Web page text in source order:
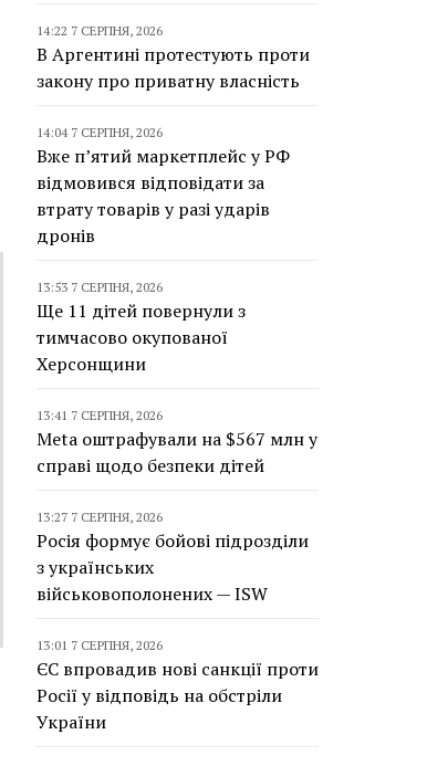
14:22 7 СЕРПНЯ, 2026
В Аргентині протестують проти
закону про приватну власність
14:04 7 СЕРПНЯ, 2026
Вже п’ятий маркетплейс у РФ
відмовився відповідати за
втрату товарів у разі ударів
дронів
13:53 7 СЕРПНЯ, 2026
Ще 11 дітей повернули з
тимчасово окупованої
Херсонщини
13:41 7 СЕРПНЯ, 2026
Meta оштрафували на $567 млн у
справі щодо безпеки дітей
13:27 7 СЕРПНЯ, 2026
Росія формує бойові підрозділи
з українських
військовополонених — ISW
13:01 7 СЕРПНЯ, 2026
ЄС впровадив нові санкції проти
Росії у відповідь на обстріли
України